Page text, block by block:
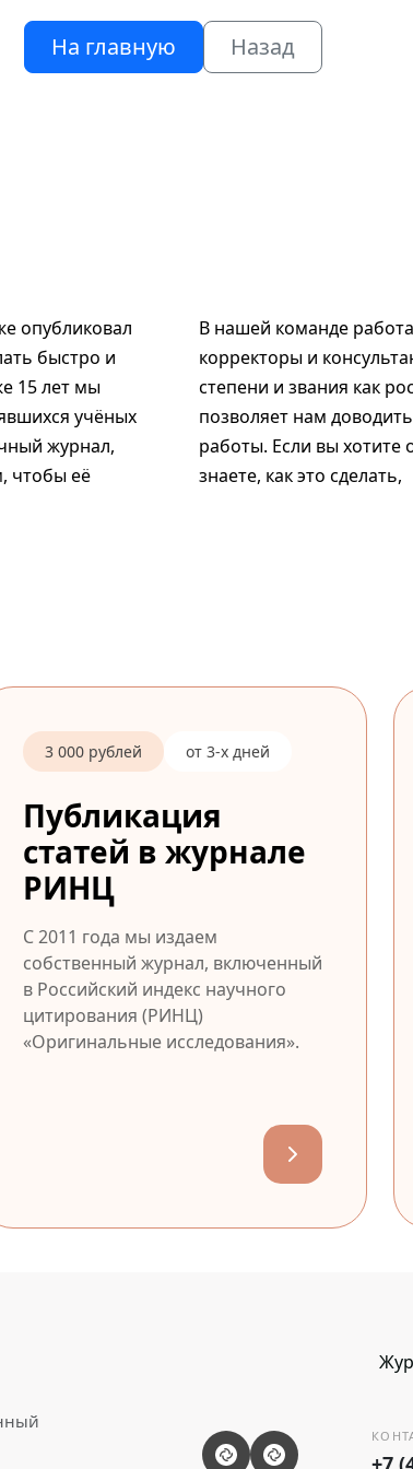
На главную Назад
опубликовал
быстро и
15 лет мы
учёных
журнал,
чтобы её
В нашей команде
корректоры и
степени и звания как
позволяет нам
работы. Если вы хотите
знаете, как это
3 000 рублей от 3-х дней
Публикация
статей в журнале
РИНЦ
С 2011 года мы издаем
собственный журнал, включенный
в Российский индекс научного
цитирования (РИНЦ)
«Оригинальные исследования».
+7